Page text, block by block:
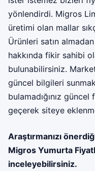
yönlendirdi. Migros
üretimi olan mallar
Ürünleri satın
hakkında fikir sahibi
bulunabilirsiniz.
güncel bilgileri
bulamadığınız
geçerek siteye
Araştırmanızı
Migros Yumurta
inceleyebilirsiniz.